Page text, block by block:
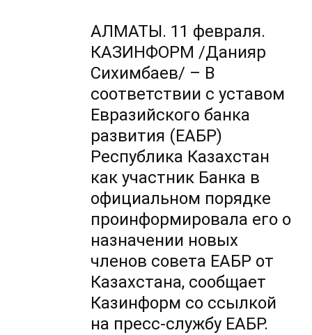
АЛМАТЫ. 11 февраля.
КАЗИНФОРМ /Данияр
Сихимбаев/ – В
соответствии с уставом
Евразийского банка
развития (ЕАБР)
Республика Казахстан
как участник Банка в
официальном порядке
проинформировала его о
назначении новых
членов совета ЕАБР от
Казахстана, сообщает
Казинформ со ссылкой
на пресс-службу ЕАБР.